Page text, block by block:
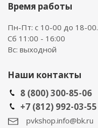
Время работы
Пн-Пт: с 10-00 до 18-00.
Сб 11:00 - 16:00
Вс: выходной
Наши контакты
8 (800) 300-85-06
+7 (812) 992-03-55
pvkshop.info@bk.ru